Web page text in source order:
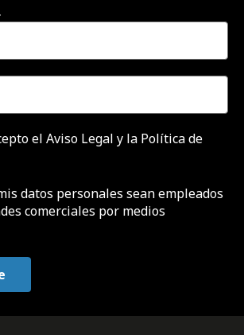
el Aviso Legal y la Política de
datos personales sean empleados
comerciales por medios